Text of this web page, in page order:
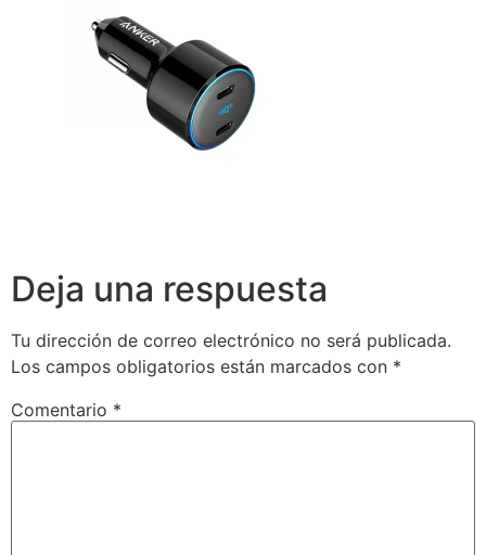
Deja una respuesta
Tu dirección de correo electrónico no será publicada.
Los campos obligatorios están marcados con *
Comentario *